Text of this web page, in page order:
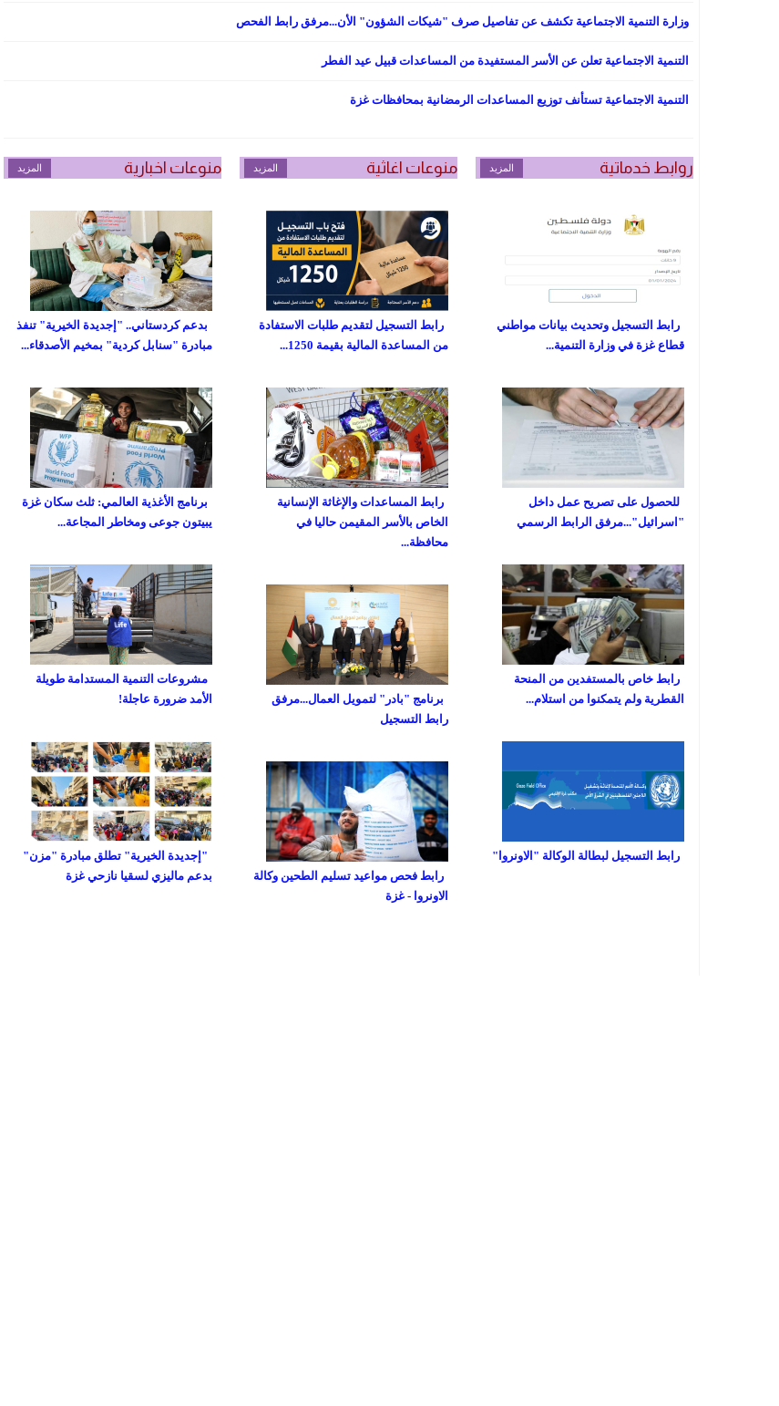
وزارة التنمية الاجتماعية تكشف عن تفاصيل صرف "شيكات الشؤون" الأن...مرفق رابط الفحص
التنمية الاجتماعية تعلن عن الأسر المستفيدة من المساعدات قبيل عيد الفطر
التنمية الاجتماعية تستأنف توزيع المساعدات الرمضانية بمحافظات غزة
روابط خدماتية المزيد
رابط التسجيل وتحديث بيانات مواطني
قطاع غزة في وزارة التنمية...
للحصول على تصريح عمل داخل
"اسرائيل"...مرفق الرابط الرسمي
رابط خاص بالمستفدين من المنحة
القطرية ولم يتمكنوا من استلام...
رابط التسجيل لبطالة الوكالة "الاونروا"
منوعات اغاثية المزيد
رابط التسجيل لتقديم طلبات الاستفادة
من المساعدة المالية بقيمة 1250...
رابط المساعدات والإغاثة الإنسانية
الخاص بالأسر المقيمن حاليا في
محافظة...
برنامج "بادر" لتمويل العمال...مرفق
رابط التسجيل
رابط فحص مواعيد تسليم الطحين وكالة
الاونروا - غزة
منوعات اخبارية المزيد
بدعم كردستاني.. "إجديدة الخيرية" تنفذ
مبادرة "سنابل كردية" بمخيم الأصدقاء...
برنامج الأغذية العالمي: ثلث سكان غزة
يبيتون جوعى ومخاطر المجاعة...
مشروعات التنمية المستدامة طويلة
الأمد ضرورة عاجلة!
"إجديدة الخيرية" تطلق مبادرة "مزن"
بدعم ماليزي لسقيا نازحي غزة